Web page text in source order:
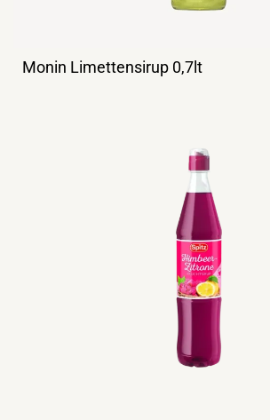
Monin Limettensirup 0,7lt